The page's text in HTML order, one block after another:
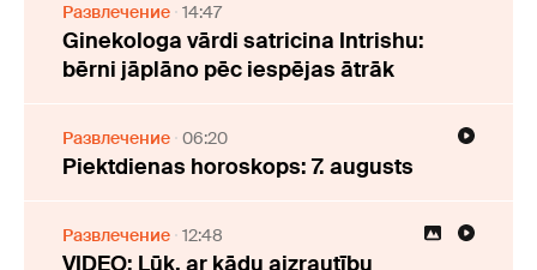
Развлечение 14:47
Ginekologa vārdi satricina Intrishu:
bērni jāplāno pēc iespējas ātrāk
Развлечение 06:20
Piektdienas horoskops: 7. augusts
Развлечение 12:48